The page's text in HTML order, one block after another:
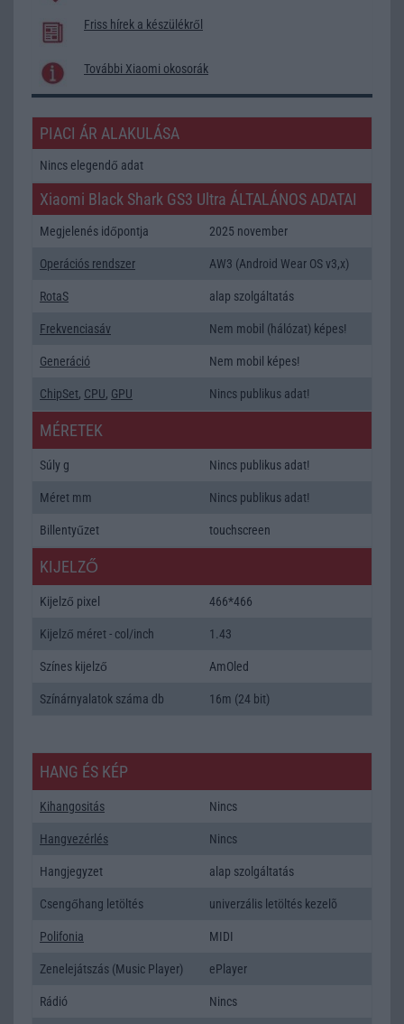
Friss hírek a készülékről
További Xiaomi okosorák
PIACI ÁR ALAKULÁSA
Nincs elegendő adat
Xiaomi Black Shark GS3 Ultra ÁLTALÁNOS ADATAI
Megjelenés időpontja 2025 november
Operációs rendszer AW3 (Android Wear OS v3,x)
RotaS alap szolgáltatás
Frekvenciasáv Nem mobil (hálózat) képes!
Generáció Nem mobil képes!
ChipSet, CPU, GPU Nincs publikus adat!
MÉRETEK
Súly g Nincs publikus adat!
Méret mm Nincs publikus adat!
Billentyűzet touchscreen
KIJELZŐ
Kijelző pixel 466*466
Kijelző méret - col/inch 1.43
Színes kijelző AmOled
Színárnyalatok száma db 16m (24 bit)
HANG ÉS KÉP
Kihangositás Nincs
Hangvezérlés Nincs
Hangjegyzet alap szolgáltatás
Csengőhang letöltés univerzális letöltés kezelõ
Polifonia MIDI
Zenelejátszás (Music Player) ePlayer
Rádió Nincs